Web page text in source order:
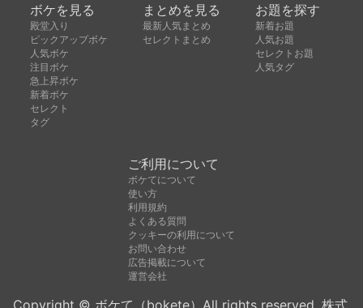
ボケを見る
殿堂入り
ピックアップボケ
人気ボケ
注目ボケ
急上昇ボケ
新着ボケ
セレクト
タグ
まとめを見る
最新人気まとめ
セレクトまとめ
お題を探す
新着お題
人気お題
セレクトお題
人気タグ
ご利用について
ボケてについて
使い方
利用規約
よくある質問
クッキーの利用について
お問い合わせ
広告掲載について
運営会社
Copyright © ボケて（bokete）All rights reserved. 株式